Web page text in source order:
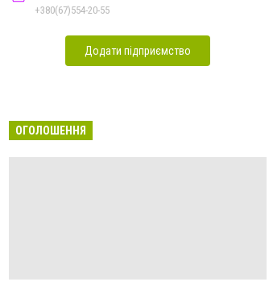
+380(67)554-20-55
Додати підприємство
ОГОЛОШЕННЯ